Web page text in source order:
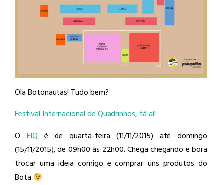
Ola Botonautas! Tudo bem?
Festival Internacional de Quadrinhos, tá aí!
O FIQ é de quarta-feira (11/11/2015) até domingo
(15/11/2015), de 09h00 às 22h00. Chega chegando e bora
trocar uma ideia comigo e comprar uns produtos do
Bota